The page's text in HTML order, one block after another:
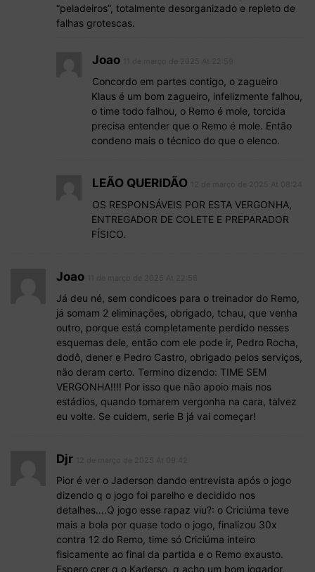
“peladeiros”, totalmente desorganizado e repleto de
falhas grotescas.
Joao
Concordo em partes contigo, o zagueiro
Klaus é um bom zagueiro, infelizmente falhou,
o time todo falhou, o Remo é mole, torcida
precisa entender que o Remo é mole. Então
condeno mais o técnico do que o elenco.
LEÃO QUERIDÃO
OS RESPONSÁVEIS POR ESTA VERGONHA,
ENTREGADOR DE COLETE E PREPARADOR
FÍSICO.
Joao
Já deu né, sem condicoes para o treinador do Remo,
já somam 2 eliminações, obrigado, tchau, que venha
outro, porque está completamente perdido nesses
esquemas dele, então com ele pode ir, Pedro Rocha,
dodô, dener e Pedro Castro, obrigado pelos serviços,
não deram certo. Termino dizendo: TIME SEM
VERGONHA!!!! Por isso que não apoio mais nos
estádios, quando tomarem vergonha na cara, talvez
eu volte. Se cuidem, serie B já vai começar!
Djr
Pior é ver o Jaderson dando entrevista após o jogo
dizendo q o jogo foi parelho e decidido nos
detalhes….Q jogo esse rapaz viu?: o Criciúma teve
mais a bola por quase todo o jogo, finalizou 30x
contra 12 do Remo, time só Criciúma inteiro
fisicamente ao final da partida e o Remo exausto.
Espero crer q o Kaderso, q acho um bom jogador,